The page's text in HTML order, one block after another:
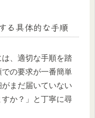
る具体的な手順
は、適切な手順を踏
の要求が一番簡単
まだ届いていない
か？」と丁寧に尋